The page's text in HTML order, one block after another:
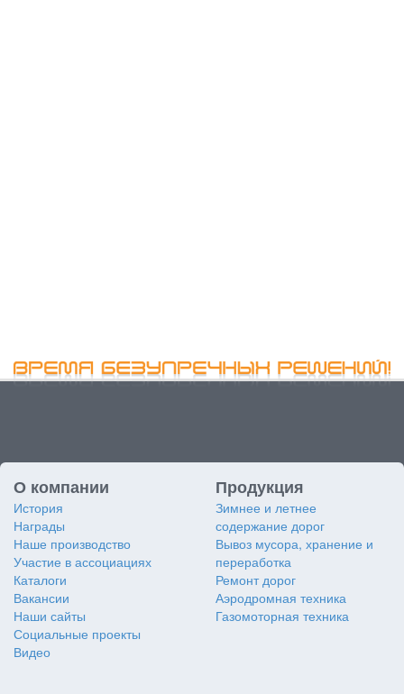
О компании
История
Награды
Наше производство
Участие в ассоциациях
Каталоги
Вакансии
Наши сайты
Социальные проекты
Видео
Продукция
Зимнее и летнее
содержание дорог
Вывоз мусора, хранение и
переработка
Ремонт дорог
Аэродромная техника
Газомоторная техника